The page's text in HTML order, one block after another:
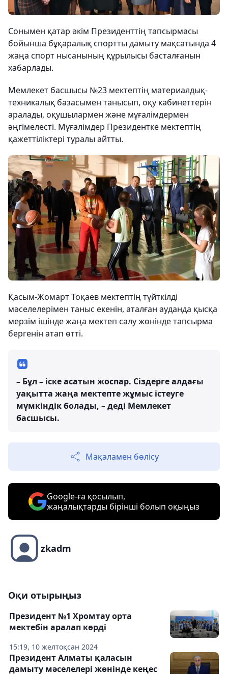
Сонымен қатар әкім Президенттің тапсырмасы
бойынша бұқаралық спортты дамыту мақсатында 4
жаңа спорт нысанының құрылысы басталғанын
хабарлады.
Мемлекет басшысы №23 мектептің материалдық-
техникалық базасымен танысып, оқу кабинеттерін
аралады, оқушылармен және мұғалімдермен
әңгімелесті. Мұғалімдер Президентке мектептің
қажеттіліктері туралы айтты.
Қасым-Жомарт Тоқаев мектептің түйткілді
мәселелерімен таныс екенін, аталған ауданда қысқа
мерзім ішінде жаңа мектеп салу жөнінде тапсырма
бергенін атап өтті.
– Бұл – іске асатын жоспар. Сіздерге алдағы
уақытта жаңа мектепте жұмыс істеуге
мүмкіндік болады, – деді Мемлекет
басшысы.
Мақаламен бөлісу
Google-ға қосылып,
жаңалықтарды бірінші болып оқыңыз
zkadm
Оқи отырыңыз
15:19, 10 желтоқсан 2024
Президент №1 Хромтау орта
мектебін аралап көрді
Президент Алматы қаласын
дамыту мәселелері жөнінде кеңес